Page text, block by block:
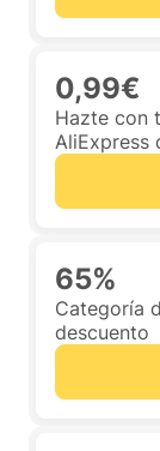
0,99€
Hazte con
AliExpress
65%
Categoría
descuento